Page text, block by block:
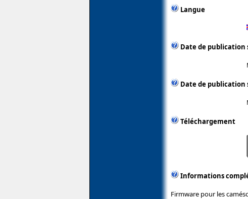
Langue
Date de publication
Date de publication
Téléchargement
Informations
Firmware pour les